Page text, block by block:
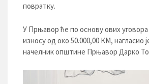
повратку.
У Прњавор ће по основу ових
износу од око 50.000,00 КМ, нагласио
начелник општине Прњавор Дарко